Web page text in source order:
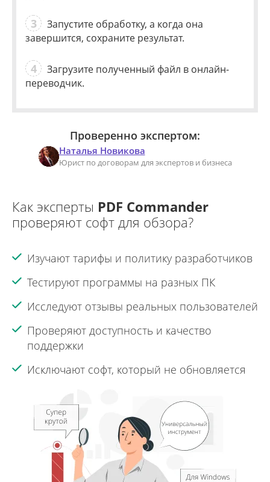
3
Запустите обработку, а когда она
завершится, сохраните результат.
4
Загрузите полученный файл в онлайн-
переводчик.
Проверенно экспертом:
Наталья Новикова
Юрист по договорам для экспертов и бизнеса
Как эксперты PDF Commander
проверяют софт для обзора?
Изучают тарифы и политику разработчиков
Тестируют программы на разных ПК
Исследуют отзывы реальных пользователей
Проверяют доступность и качество
поддержки
Исключают софт, который не обновляется